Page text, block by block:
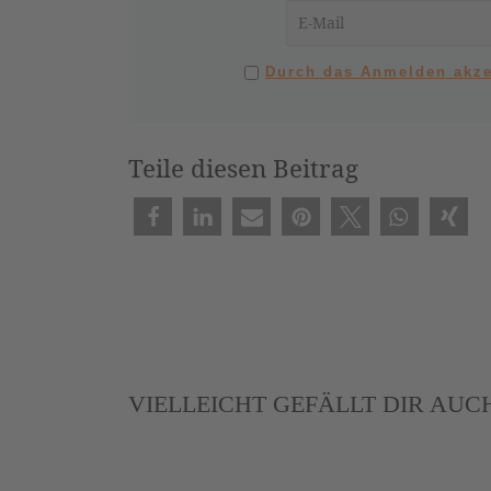
Durch das Anmelden
Teile diesen Beitrag
VIELLEICHT GEFÄLLT DIR